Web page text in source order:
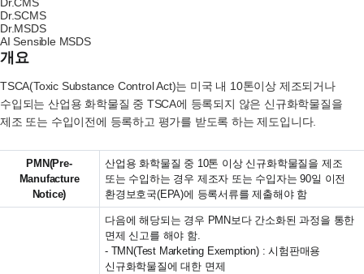
Dr.SCMS
Dr.MSDS
AI Sensible MSDS
개요
TSCA(Toxic Substance Control Act)는 미국 내 10톤이상 제조되거나
수입되는 산업용 화학물질 중 TSCA에 등록되지 않은 신규화학물질을
제조 또는 수입이전에 등록하고 평가를 받도록 하는 제도입니다.
PMN(Pre-
Manufacture
Notice)
산업용 화학물질 중 10톤 이상 신규화학물질을 제조
또는 수입하는 경우 제조자 또는 수입자는 90일 이전
환경보호국(EPA)에 등록서류를 제출해야 함
다음에 해당되는 경우 PMN보다 간소화된 과정을 통한
면제 신고를 해야 함.
- TMN(Test Marketing Exemption) : 시험판매용
신규화학물질에 대한 면제